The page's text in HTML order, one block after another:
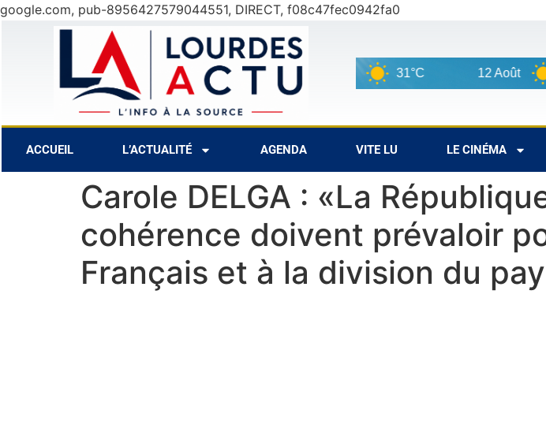
google.com, pub-8956427579044551, DIRECT, f08c47fec0942fa0
10 Août 27°C 31°C 12 Août
ACCUEIL L’ACTUALITÉ AGENDA VITE LU LE CINÉMA
Carole DELGA : «La
cohérence doivent prévaloir
Français et à la division du